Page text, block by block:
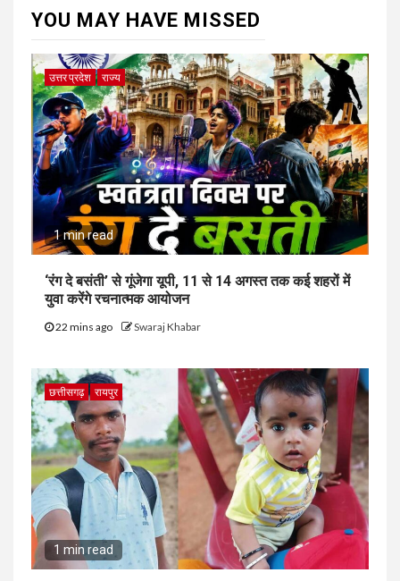
YOU MAY HAVE MISSED
उत्तर प्रदेश राज्य
1 min read
‘रंग दे बसंती’ से गूंजेगा यूपी, 11 से 14 अगस्त तक कई शहरों में
युवा करेंगे रचनात्मक आयोजन
22 mins ago Swaraj Khabar
छत्तीसगढ़ रायपुर
1 min read